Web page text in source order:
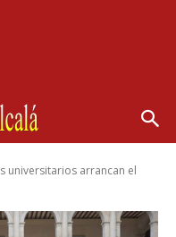
universitarios arrancan el